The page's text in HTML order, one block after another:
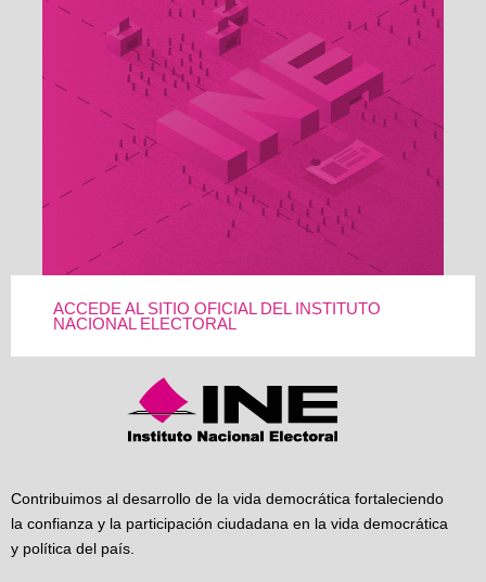
ACCEDE AL SITIO OFICIAL DEL INSTITUTO
NACIONAL ELECTORAL
Contribuimos al desarrollo de la vida democrática fortaleciendo
la confianza y la participación ciudadana en la vida democrática
y política del país.